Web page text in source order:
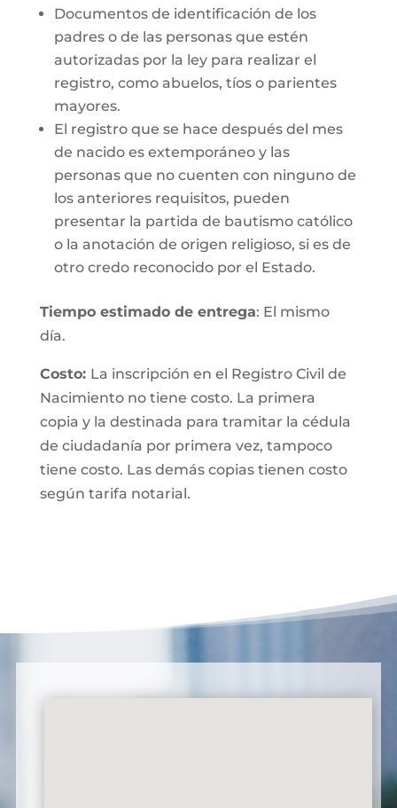
Documentos de identificación de los
padres o de las personas que estén
autorizadas por la ley para realizar el
registro, como abuelos, tíos o parientes
mayores.
El registro que se hace después del mes
de nacido es extemporáneo y las
personas que no cuenten con ninguno de
los anteriores requisitos, pueden
presentar la partida de bautismo católico
o la anotación de origen religioso, si es de
otro credo reconocido por el Estado.
Tiempo estimado de entrega: El mismo
día.
Costo: La inscripción en el Registro Civil de
Nacimiento no tiene costo. La primera
copia y la destinada para tramitar la cédula
de ciudadanía por primera vez, tampoco
tiene costo. Las demás copias tienen costo
según tarifa notarial.